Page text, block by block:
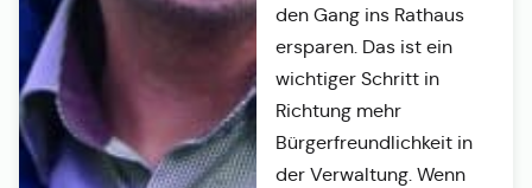
den Gang ins Rathaus
ersparen. Das ist ein
wichtiger Schritt in
Richtung mehr
Bürgerfreundlichkeit in
der Verwaltung. Wenn